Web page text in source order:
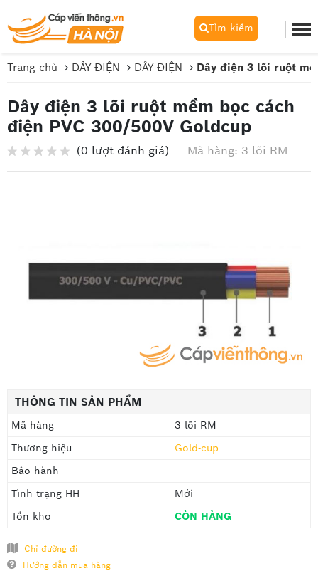
Tìm kiếm
Trang chủ DÂY ĐIỆN DÂY ĐIỆN Dây điện 3 lõi ruột
Dây điện 3 lõi ruột mềm bọc cách
điện PVC 300/500V Goldcup
(0 lượt đánh giá) Mã hàng: 3 lõi RM
THÔNG TIN SẢN PHẨM
Mã hàng
3 lõi RM
Thương hiệu
Gold-cup
Bảo hành
Tình trạng HH
Mới
Tồn kho
CÒN HÀNG
Chỉ đường đi
Hướng dẫn mua hàng